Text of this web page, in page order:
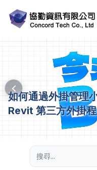
如何通過外掛管理
Revit 第三方外掛